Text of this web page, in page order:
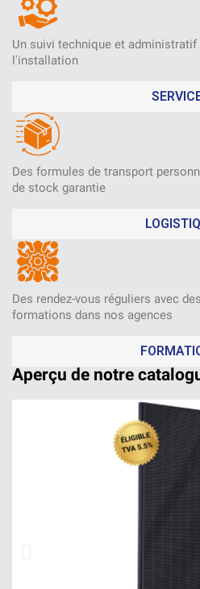
Un suivi technique et administratif
l'installation
Des formules de transport
de stock garantie
Des rendez-vous réguliers avec
formations dans nos agences
Aperçu de notre